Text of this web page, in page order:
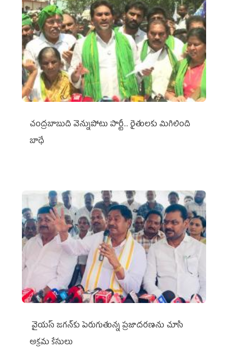
చంద్రబాబుది వెన్నుపోటు పార్టీ... రైతులకు మిగిలింది
బాధే
వైయ‌స్ జగన్‌కు పెరుగుతున్న ప్రజాదరణను చూసి
అక్రమ కేసులు